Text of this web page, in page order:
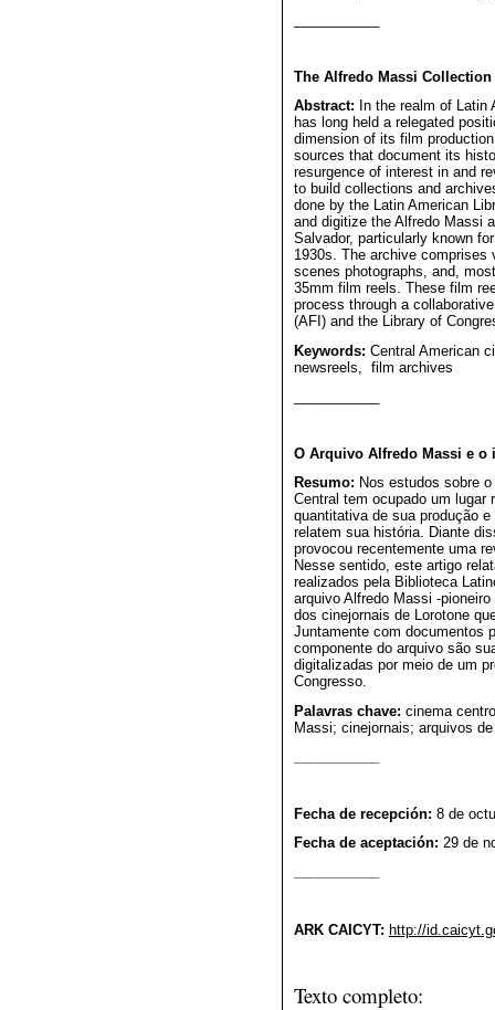
The Alfredo Massi
Abstract: In the realm of
has long held a relegated
dimension of its film
sources that document its
resurgence of interest in and
to build collections and
done by the Latin American
and digitize the Alfredo Massi
Salvador, particularly known
1930s. The archive comprises
scenes photographs, and,
35mm film reels. These film
process through a
(AFI) and the Library of
Keywords: Central American
newsreels, film archives
O Arquivo Alfredo Massi e
Resumo: Nos estudos sobre
Central tem ocupado um lugar
quantitativa de sua produção
relatem sua história. Diante
provocou recentemente uma
Nesse sentido, este artigo
realizados pela Biblioteca
arquivo Alfredo Massi -
dos cinejornais de Lorotone
Juntamente com documentos
componente do arquivo são
digitalizadas por meio de um
Congresso.
Palavras chave: cinema
Massi; cinejornais; arquivos
Fecha de recepción: 8 de
Fecha de aceptación: 29 de
ARK CAICYT: http://
Texto completo: